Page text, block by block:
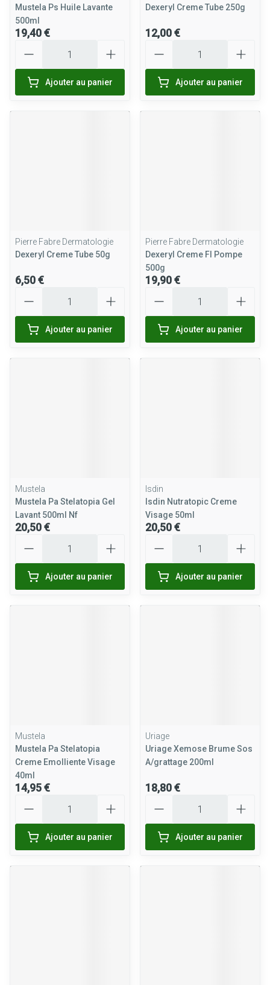
Mustela Ps Huile Lavante
500ml
19,40 €
Ajouter au panier
Dexeryl Creme Tube 250g
12,00 €
Ajouter au panier
Pierre Fabre Dermatologie
Dexeryl Creme Tube 50g
6,50 €
Ajouter au panier
Pierre Fabre Dermatologie
Dexeryl Creme Fl Pompe
500g
19,90 €
Ajouter au panier
Mustela
Mustela Pa Stelatopia Gel
Lavant 500ml Nf
20,50 €
Ajouter au panier
Isdin
Isdin Nutratopic Creme
Visage 50ml
20,50 €
Ajouter au panier
Mustela
Mustela Pa Stelatopia
Creme Emolliente Visage
40ml
14,95 €
Ajouter au panier
Uriage
Uriage Xemose Brume Sos
A/grattage 200ml
18,80 €
Ajouter au panier